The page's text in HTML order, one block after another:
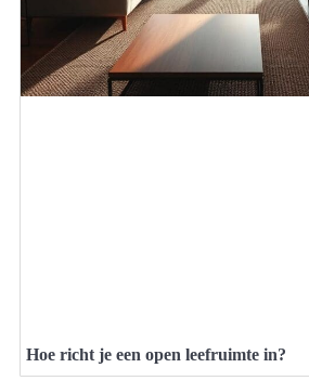
Hoe richt je een open leefruimte in?